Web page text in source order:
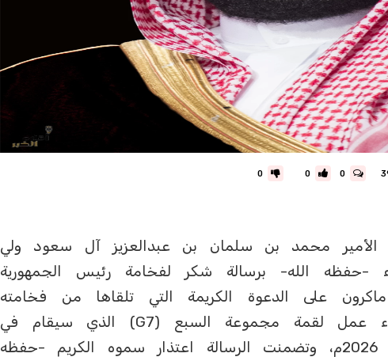
0
0
0
محمد بن سلمان بن عبدالعزيز آل سعود ولي
-حفظه الله- برسالة شكر لفخامة رئيس الجمهورية
ماكرون على الدعوة الكريمة التي تلقاها من فخامته
للمشاركة في اجتماع وغداء عمل لقمة مجموعة السبع (G7) الذي سيقام في
مدينة إيفيان يوم 16 يونيو 2026م، وتضمنت الرسالة اعتذار سموه الكريم -حفظه